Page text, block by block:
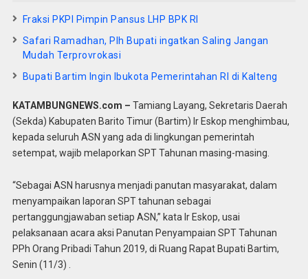
Fraksi PKPI Pimpin Pansus LHP BPK RI
Safari Ramadhan, Plh Bupati ingatkan Saling Jangan
Mudah Terprovrokasi
Bupati Bartim Ingin Ibukota Pemerintahan RI di Kalteng
KATAMBUNGNEWS.com – Tamiang Layang, Sekretaris Daerah
(Sekda) Kabupaten Barito Timur (Bartim) Ir Eskop menghimbau,
kepada seluruh ASN yang ada di lingkungan pemerintah
setempat, wajib melaporkan SPT Tahunan masing-masing.
“Sebagai ASN harusnya menjadi panutan masyarakat, dalam
menyampaikan laporan SPT tahunan sebagai
pertanggungjawaban setiap ASN,” kata Ir Eskop, usai
pelaksanaan acara aksi Panutan Penyampaian SPT Tahunan
PPh Orang Pribadi Tahun 2019, di Ruang Rapat Bupati Bartim,
Senin (11/3) .